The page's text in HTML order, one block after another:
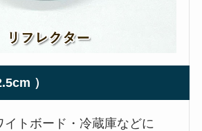
）
イトボード・冷蔵庫などに